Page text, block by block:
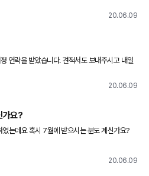
20.06.09
연락을 받았습니다. 견적서도 보내주시고 내일
정받고 나니 참 오만 생각이 드네요. 이번달
20.06.09
가요?
는데요 혹시 7월에 받으시는 분도 계신가요?
20.06.09